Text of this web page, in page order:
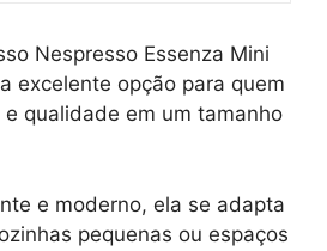
Nespresso Essenza Mini
excelente opção para quem
qualidade em um tamanho
e moderno, ela se adapta
pequenas ou espaços